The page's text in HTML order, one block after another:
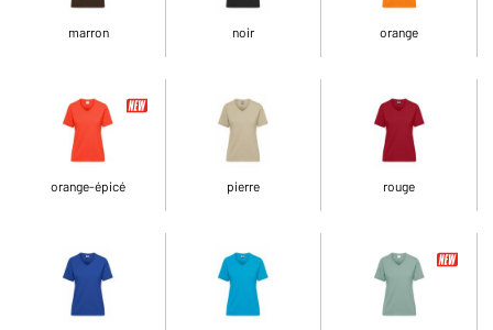
marron noir orange
orange-épicé pierre rouge